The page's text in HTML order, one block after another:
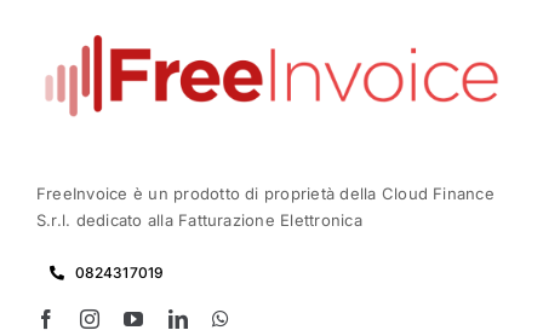
FreeInvoice è un prodotto di proprietà della Cloud Finance
S.r.l. dedicato alla Fatturazione Elettronica
0824317019